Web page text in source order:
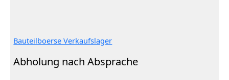
Bauteilboerse Verkaufslager
Abholung nach Absprache